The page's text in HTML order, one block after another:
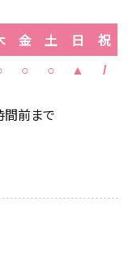
金 土 日 祝
○ ○ ▲ /
前まで